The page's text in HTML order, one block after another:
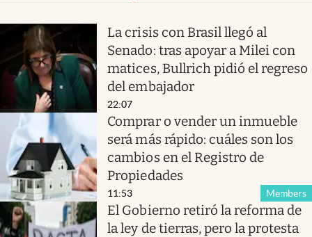
La crisis con Brasil llegó al
Senado: tras apoyar a Milei con
matices, Bullrich pidió el regreso
del embajador
22:07
Comprar o vender un inmueble
será más rápido: cuáles son los
cambios en el Registro de
Propiedades
Members
11:53
El Gobierno retiró la reforma de
la ley de tierras, pero la protesta